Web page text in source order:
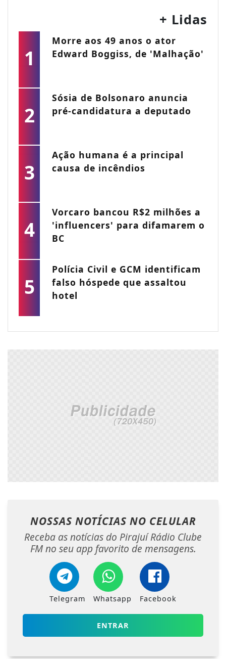
+ Lidas
1
Morre aos 49 anos o ator
Edward Boggiss, de 'Malhação'
2
Sósia de Bolsonaro anuncia
pré-candidatura a deputado
3
Ação humana é a principal
causa de incêndios
4
Vorcaro bancou R$2 milhões a
'influencers' para difamarem o
BC
5
Polícia Civil e GCM identificam
falso hóspede que assaltou
hotel
NOSSAS NOTÍCIAS NO CELULAR
Receba as notícias do Pirajuí Rádio Clube
FM no seu app favorito de mensagens.
Telegram Whatsapp Facebook
ENTRAR